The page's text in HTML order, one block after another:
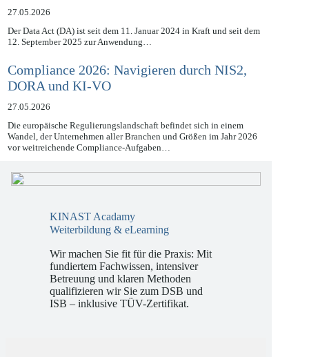
27.05.2026
Der Data Act (DA) ist seit dem 11. Januar 2024 in Kraft und seit dem
12. September 2025 zur Anwendung…
Compliance 2026: Navigieren durch NIS2,
DORA und KI-VO
27.05.2026
Die europäische Regulierungslandschaft befindet sich in einem
Wandel, der Unternehmen aller Branchen und Größen im Jahr 2026
vor weitreichende Compliance-Aufgaben…
KINAST Acadamy
Weiterbildung & eLearning
Wir machen Sie fit für die Praxis: Mit
fundiertem Fachwissen, intensiver
Betreuung und klaren Methoden
qualifizieren wir Sie zum DSB und
ISB – inklusive TÜV-Zertifikat.